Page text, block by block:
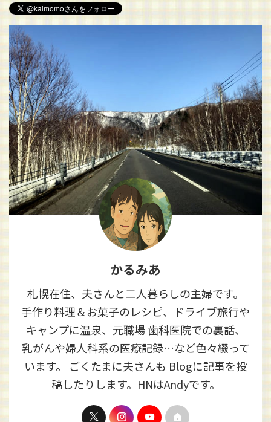
かるみあ
札幌在住、夫さんと二人暮らしの主婦です。
手作り料理＆お菓子のレシピ、ドライブ旅行や
キャンプに温泉、元職場 歯科医院での裏話、
乳がんや婦人科系の医療記録…など色々綴って
います。 ごくたまに夫さんも Blogに記事を投
稿したりします。HNはAndyです。